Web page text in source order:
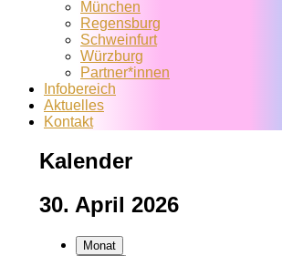
München
Regensburg
Schweinfurt
Würzburg
Partner*innen
Infobereich
Aktuelles
Kontakt
Kalender
30. April 2026
Monat